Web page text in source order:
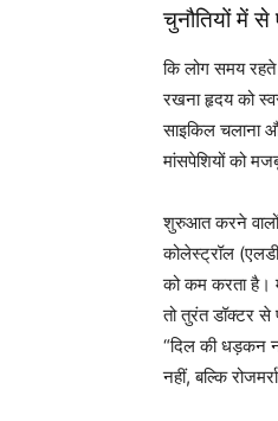
चुनौतियों में
कि लोग समय
रखना हृदय को
साइकिल चलाना
मांसपेशियों को
शुरुआत करने वालों
कोलेस्ट्रॉल
को कम करता है।
तो तुरंत डॉक्टर से
“दिल की धड़कन
नहीं, बल्कि